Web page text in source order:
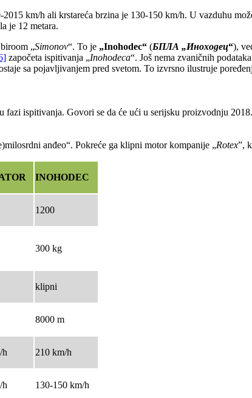
km/h ali krstareća brzina je 130-150 km/h. U vazduhu
je 12 metara.
„Simonov“. To je „Inohodec“ (БПЛА „Иноходец“),
započeta ispitivanja „Inohodeca“. Još nema zvaničnih
sa pojavljivanjem pred svetom. To izvrsno ilustruje
fazi ispitivanja. Govori se da će ući u serijsku proizvodnju 2018.
anđeo“. Pokreće ga klipni motor kompanije „Rotex”,
INOHODEC
1200
300 kg
klipni
8000 m
h 210 km/h
h 130-150 km/h